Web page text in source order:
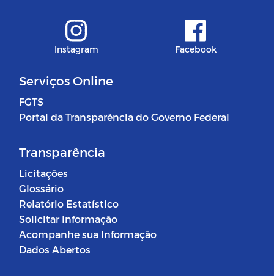
Instagram Facebook
Serviços Online
FGTS
Portal da Transparência do Governo Federal
Transparência
Licitações
Glossário
Relatório Estatístico
Solicitar Informação
Acompanhe sua Informação
Dados Abertos